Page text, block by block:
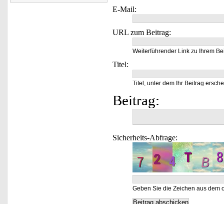
E-Mail:
URL zum Beitrag:
Weiterführender Link zu Ihrem
Titel:
Titel, unter dem Ihr Beitrag
Beitrag:
Sicherheits-Abfrage:
Geben Sie die Zeichen aus dem